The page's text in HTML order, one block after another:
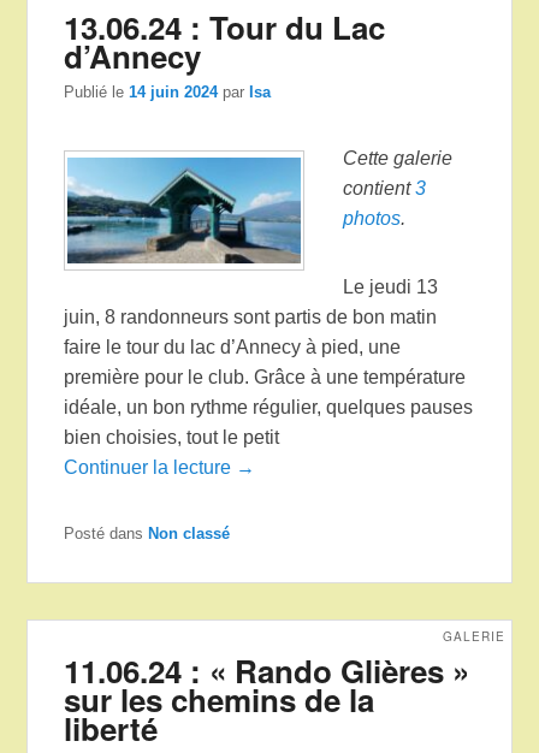
13.06.24 : Tour du Lac
d’Annecy
Publié le14 juin 2024 par Isa
Cette galerie
contient3
photos.
Le jeudi 13
juin, 8 randonneurs sont partis de bon matin
faire le tour du lac d’Annecy à pied, une
première pour le club. Grâce à une température
idéale, un bon rythme régulier, quelques pauses
bien choisies, tout le petit
Continuer la lecture →
Posté dans Non classé
11.06.24 : « Rando Glières »
sur les chemins de la
liberté
GALERIE